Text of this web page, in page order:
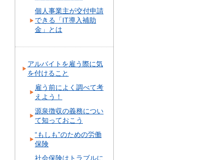
個人事業主が交付申請
できる「IT導入補助
金」とは
アルバイトを雇う際に気
を付けること
雇う前によく調べて考
えよう！
源泉徴収の義務につい
て知っておこう
“もしも”のための労働
保険
社会保険はトラブルに